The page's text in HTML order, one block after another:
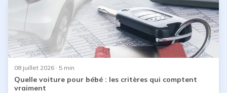
08 juillet 2026 · 5 min
Quelle voiture pour bébé : les critères qui comptent
vraiment